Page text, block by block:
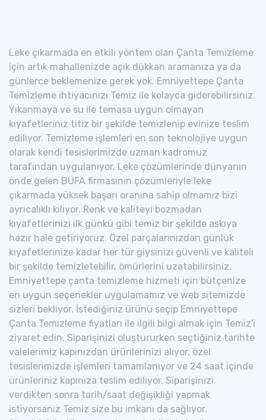
Leke çıkarmada en etkili yöntem olan Çanta Temizleme
için artık mahallenizde açık dükkan aramanıza ya da
günlerce beklemenize gerek yok. Emniyettepe Çanta
Temizleme ihtiyacınızı Temiz ile kolayca giderebilirsiniz.
Yıkanmaya ve su ile temasa uygun olmayan
kıyafetleriniz titiz bir şekilde temizlenip evinize teslim
ediliyor. Temizleme işlemleri en son teknolojiye uygun
olarak kendi tesislerimizde uzman kadromuz
tarafından uygulanıyor. Leke çözümlerinde dünyanın
önde gelen BÜFA firmasının çözümleriyle leke
çıkarmada yüksek başarı oranına sahip olmamız bizi
ayrıcalıklı kılıyor. Renk ve kaliteyi bozmadan
kıyafetlerinizi ilk günkü gibi temiz bir şekilde askıya
hazır hale getiriyoruz. Özel parçalarınızdan günlük
kıyafetlerinize kadar her tür giysinizi güvenli ve kaliteli
bir şekilde temizletebilir, ömürlerini uzatabilirsiniz.
Emniyettepe çanta temizleme hizmeti için bütçenize
en uygun seçenekler uygulamamız ve web sitemizde
sizleri bekliyor. İstediğiniz ürünü seçip Emniyettepe
Çanta Temizleme fiyatları ile ilgili bilgi almak için Temiz'i
ziyaret edin. Siparişinizi oluştururken seçtiğiniz tarihte
valelerimiz kapınızdan ürünlerinizi alıyor, özel
tesislerimizde işlemleri tamamlanıyor ve 24 saat içinde
ürünleriniz kapınıza teslim ediliyor. Siparişinizi
verdikten sonra tarih/saat değişikliği yapmak
istiyorsanız Temiz size bu imkanı da sağlıyor.